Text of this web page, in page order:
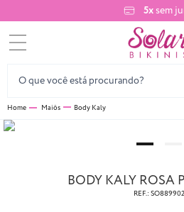
5xsem
Maiôs Body Kaly
BODY KALY ROSA
REF.: SO889902